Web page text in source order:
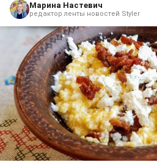
Марина Настевич
редактор ленты новостей Styler